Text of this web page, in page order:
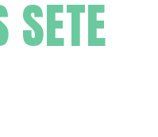
SETE